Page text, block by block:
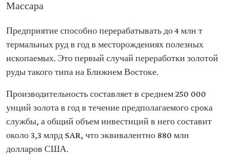
Массара
Предприятие способно перерабатывать до 4 млн т
термальных руд в год в месторождениях полезных
ископаемых. Это первый случай переработки золотой
руды такого типа на Ближнем Востоке.
Производительность составляет в среднем 250 000
унций золота в год в течение предполагаемого срока
службы, а общий объем инвестиций в него составит
около 3,3 млрд SAR, что эквивалентно 880 млн
долларов США.